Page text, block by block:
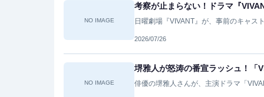
NO IMAGE
考察が止まらない！ドラマ『
日曜劇場『VIVANT』が、事前のキャ
2026/07/26
NO IMAGE
堺雅人が怒涛の番宣ラッシュ！「
俳優の堺雅人さんが、主演ドラマ「